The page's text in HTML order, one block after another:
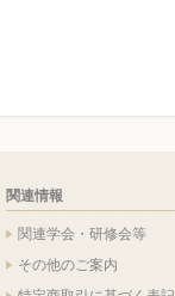
関連情報
関連学会・研修会等
その他のご案内